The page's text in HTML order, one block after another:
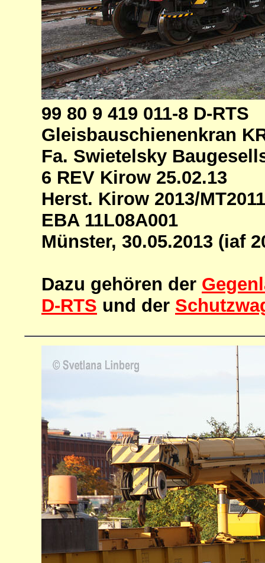
99 80 9 419 011-8 D-RTS
Gleisbauschienenkran
Fa. Swietelsky
6 REV Kirow 25.02.13
Herst. Kirow 2013/
EBA 11L08A001
Münster, 30.05.2013 (iaf
Dazu gehören der
D-RTS und der